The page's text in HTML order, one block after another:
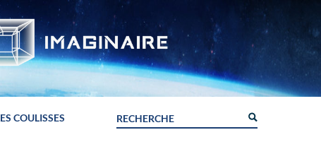
COULISSES